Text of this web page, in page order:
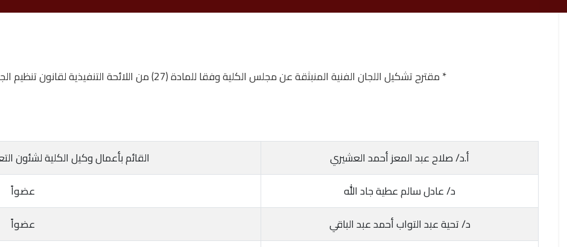
* مقترح تشكيل اللجان الفنية المنبثقة عن مجلس الكلية وفقا للمادة (27) من اللائحة التنفيذية لقانون تنظيم الجامعات بكلية دار العلوم للعام الجامعي 2025/2026م
أ.د/ صلاح عبد المعز أحمد العشيري
القائم بأعمال وكيل الكلية لشئون
د/ عادل سالم عطية جاد الله
عضواً
د/ تحية عبد التواب أحمد عبد الباقي
عضواً